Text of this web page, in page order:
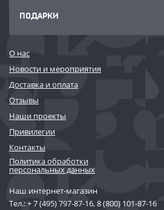
ПОДАРКИ
О нас
Новости и мероприятия
Доставка и оплата
Отзывы
Наши проекты
Привилегии
Контакты
Политика обработки
персональных данных
Наш интернет-магазин
Тел.:+ 7 (495) 797-87-16,8 (800) 101-87-16